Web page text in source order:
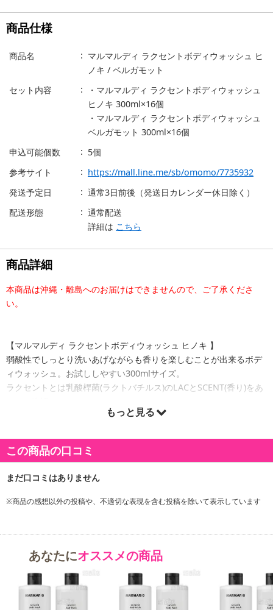
商品仕様
商品名
マルマルディ ラクセントボディウォッシュ ヒ
ノキ / ベルガモット
セット内容
・マルマルディ ラクセントボディウォッシュ
ヒノキ 300ml×16個
・マルマルディ ラクセントボディウォッシュ
ベルガモット 300ml×16個
申込可能個数
5個
参考サイト
https://mall.line.me/sb/omomo/7735932
発送予定日
通常3日前後（発送日カレンダー休日除く）
配送形態
通常配送
詳細は こちら
商品詳細
本商品は沖縄・離島へのお届けはできませんので、ご了承くださ
い。
【マルマルディ ラクセントボディウォッシュ ヒノキ 】
弱酸性でしっとり洗いあげながらも香りを楽しむことが出来るボデ
ィウォッシュ。お試ししやすい300mlサイズ。
ラクセントとは乳酸桿菌(ラクトバチルス)のLACとSCENT(香り)をあ
米発酵物由来の乳酸桿菌(ラクトバチルス)*¹配合でお肌のケアをしな
ラクセントシリーズのボディローションと併用することでよりいっ
そうマルマルディの香りをお楽しみいただけます。
*¹乳酸桿菌／コメ発酵物(整肌成分)
【マルマルディ ラクセントボディウォッシュ ベルガモット 】
わせた造語です。
米発酵物由来の乳酸桿菌(ラクトバチルス)*¹配合でお肌のケアをしな
がらも香りを楽しむというシリーズにつけられています。
ラクセントシリーズのボディローションと併用することでよりいっ
もっと見る
この商品の口コミ
※商品の感想以外の投稿や、不適切な表現を含む投稿を除いて表示しています
あなたにオススメの商品